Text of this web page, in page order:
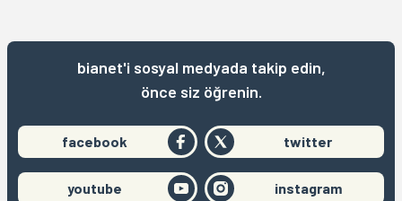
bianet'i sosyal medyada takip edin,
önce siz öğrenin.
facebook twitter
youtube instagram